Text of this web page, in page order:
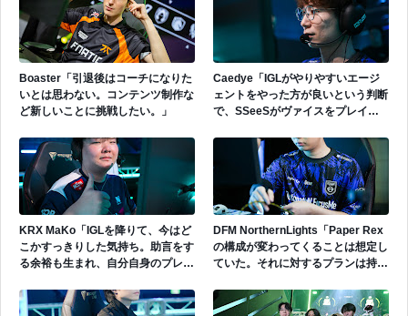
Boaster「引退後はコーチになりた
いとは思わない。コンテンツ制作な
ど新しいことに挑戦したい。」
Caedye「IGLがやりやすいエージ
ェントをやった方が良いという判断
で、SSeeSがヴァイスをプレイし
KRX MaKo「IGLを降りて、今はど
こかすっきりした気持ち。助言をす
る余裕も生まれ、自分自身のプレイ
している。」
DFM NorthernLights「Paper Rex
の構成が変わってくることは想定し
ていた。それに対するプランは持っ
きていたことは良かったと思う。」